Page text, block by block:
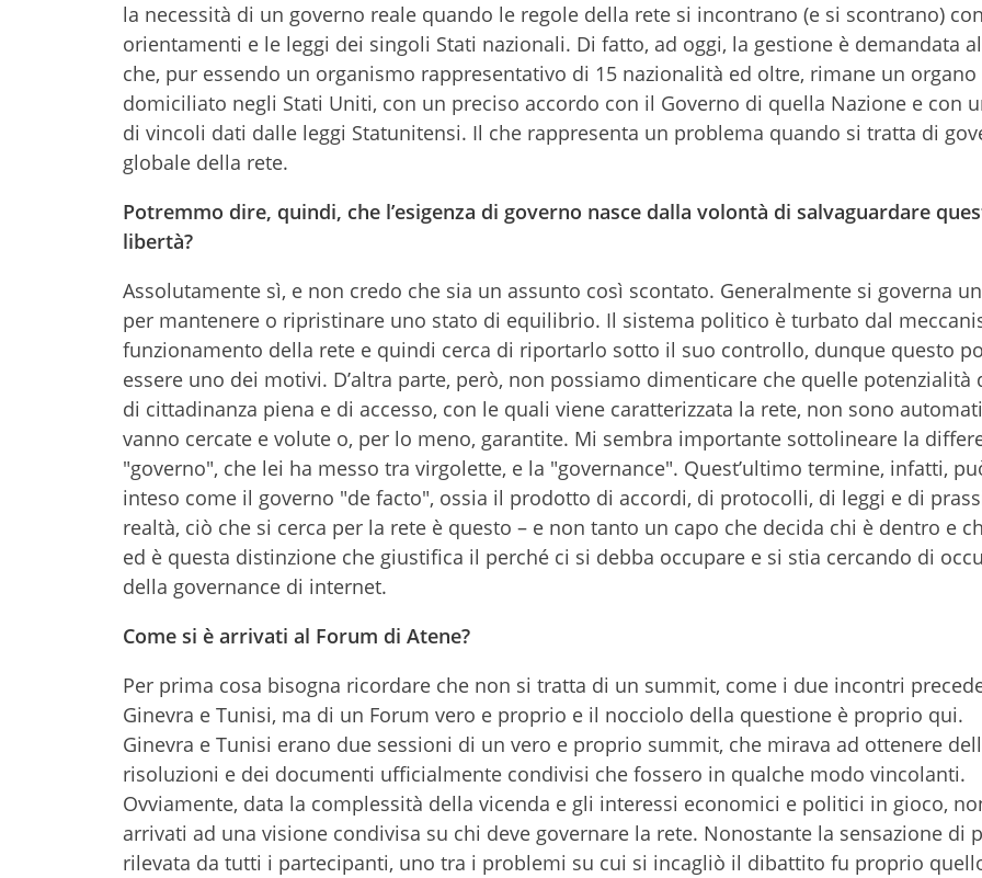
la necessità di un governo reale quando le regole della rete si incontrano (e si scontrano)
orientamenti e le leggi dei singoli Stati nazionali. Di fatto, ad oggi, la gestione è demandata
che, pur essendo un organismo rappresentativo di 15 nazionalità ed oltre, rimane un organo
domiciliato negli Stati Uniti, con un preciso accordo con il Governo di quella Nazione e con
di vincoli dati dalle leggi Statunitensi. Il che rappresenta un problema quando si tratta di
globale della rete.
Potremmo dire, quindi, che l’esigenza di governo nasce dalla volontà di salvaguardare
libertà?
Assolutamente sì, e non credo che sia un assunto così scontato. Generalmente si governa
per mantenere o ripristinare uno stato di equilibrio. Il sistema politico è turbato dal
funzionamento della rete e quindi cerca di riportarlo sotto il suo controllo, dunque questo
essere uno dei motivi. D’altra parte, però, non possiamo dimenticare che quelle potenzialità
di cittadinanza piena e di accesso, con le quali viene caratterizzata la rete, non sono
vanno cercate e volute o, per lo meno, garantite. Mi sembra importante sottolineare la
"governo", che lei ha messo tra virgolette, e la "governance". Quest’ultimo termine, infatti,
inteso come il governo "de facto", ossia il prodotto di accordi, di protocolli, di leggi e di
realtà, ciò che si cerca per la rete è questo – e non tanto un capo che decida chi è dentro e
ed è questa distinzione che giustifica il perché ci si debba occupare e si stia cercando di
della governance di internet.
Come si è arrivati al Forum di Atene?
Per prima cosa bisogna ricordare che non si tratta di un summit, come i due incontri
Ginevra e Tunisi, ma di un Forum vero e proprio e il nocciolo della questione è proprio qui.
Ginevra e Tunisi erano due sessioni di un vero e proprio summit, che mirava ad ottenere
risoluzioni e dei documenti ufficialmente condivisi che fossero in qualche modo vincolanti.
Ovviamente, data la complessità della vicenda e gli interessi economici e politici in gioco,
arrivati ad una visione condivisa su chi deve governare la rete. Nonostante la sensazione di
rilevata da tutti i partecipanti, uno tra i problemi su cui si incagliò il dibattito fu proprio